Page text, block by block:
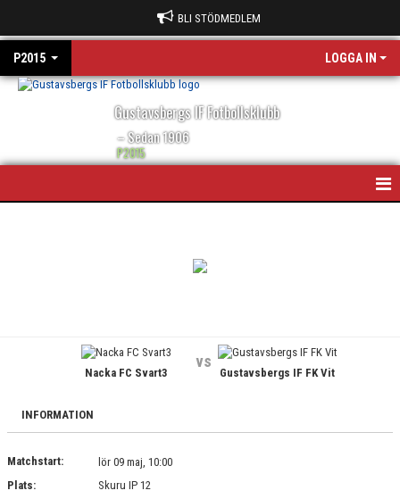
BLI STÖDMEDLEM
P2015 LOGGA IN
Gustavsbergs IF Fotbollsklubb
– Sedan 1906
P2015
MATCHER
Nacka FC Svart3
vs
Gustavsbergs IF FK Vit
INFORMATION
Matchstart:
lör 09 maj, 10:00
Plats:
Skuru IP 12